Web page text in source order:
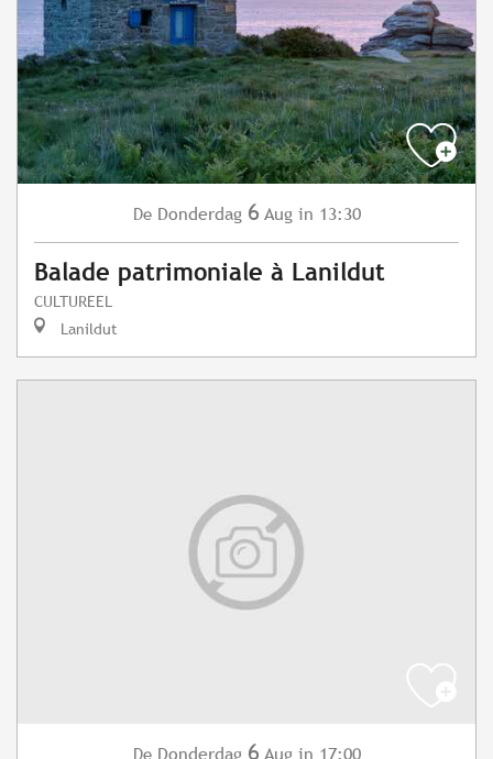
De Donderdag 6 Aug in 13:30
Balade patrimoniale à Lanildut
CULTUREEL
Lanildut
De Donderdag 6 Aug in 17:00